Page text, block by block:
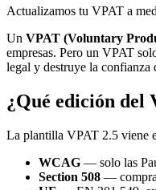
Actualizamos tu VPAT a
Un VPAT (Voluntary
empresas. Pero un VPAT
legal y destruye la confianza
¿Qué edición del
La plantilla VPAT 2.5 viene
WCAG — solo las
Section 508 —